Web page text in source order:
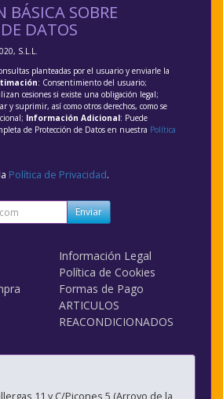
BÁSICA SOBRE
DATOS
S.L.L.
planteadas por el usuario y enviarle la
: Consentimiento del usuario;
cesiones si existe una obligación legal;
y suprimir, así como otros derechos, como se
Información Adicional: Puede
de Protección de Datos en nuestra Política
Política de Privacidad.
Enviar
Información Legal
Política de Cookies
Formas de Pago
ARTICULOS
REACONDICIONADOS